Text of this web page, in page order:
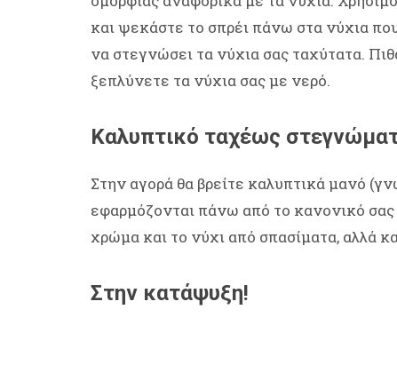
και ψεκάστε το σπρέι πάνω στα νύχια
να στεγνώσει τα νύχια σας ταχύτατα.
ξεπλύνετε τα νύχια σας με νερό.
Καλυπτικό ταχέως
Στην αγορά θα βρείτε καλυπτικά μανό
εφαρμόζονται πάνω από το κανονικό
χρώμα και το νύχι από σπασίματα, αλλά
Στην κατάψυξη!